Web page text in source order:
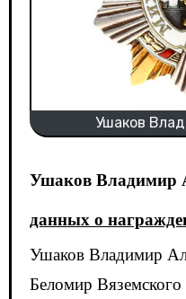
Ушаков
Ушаков Владимир
данных о
Ушаков Владимир Алексеевич (2.3.1903 г., с.
Беломир